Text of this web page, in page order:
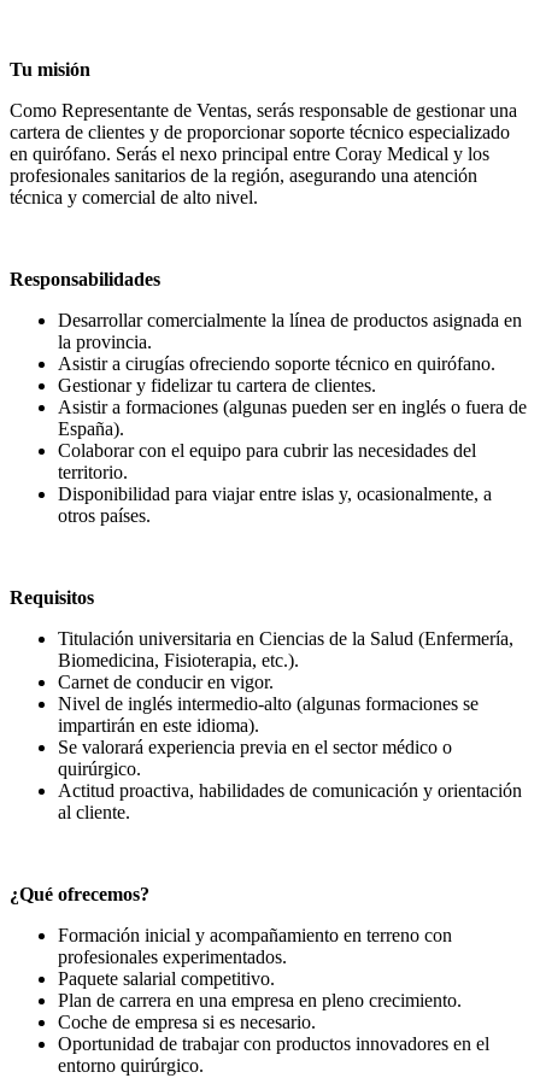
Tu misión
Como Representante de Ventas, serás responsable de gestionar una
cartera de clientes y de proporcionar soporte técnico especializado
en quirófano. Serás el nexo principal entre Coray Medical y los
profesionales sanitarios de la región, asegurando una atención
técnica y comercial de alto nivel.
Responsabilidades
Desarrollar comercialmente la línea de productos asignada en
la provincia.
Asistir a cirugías ofreciendo soporte técnico en quirófano.
Gestionar y fidelizar tu cartera de clientes.
Asistir a formaciones (algunas pueden ser en inglés o fuera de
España).
Colaborar con el equipo para cubrir las necesidades del
territorio.
Disponibilidad para viajar entre islas y, ocasionalmente, a
otros países.
Requisitos
Titulación universitaria en Ciencias de la Salud (Enfermería,
Biomedicina, Fisioterapia, etc.).
Carnet de conducir en vigor.
Nivel de inglés intermedio-alto (algunas formaciones se
impartirán en este idioma).
Se valorará experiencia previa en el sector médico o
quirúrgico.
Actitud proactiva, habilidades de comunicación y orientación
al cliente.
¿Qué ofrecemos?
Formación inicial y acompañamiento en terreno con
profesionales experimentados.
Paquete salarial competitivo.
Plan de carrera en una empresa en pleno crecimiento.
Coche de empresa si es necesario.
Oportunidad de trabajar con productos innovadores en el
entorno quirúrgico.